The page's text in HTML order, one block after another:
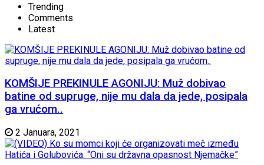
Trending
Comments
Latest
KOMŠIJE PREKINULE AGONIJU: Muž dobivao
batine od supruge, nije mu dala da jede, posipala
ga vrućom..
2 Januara, 2021